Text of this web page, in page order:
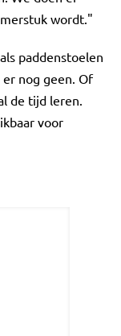
wordt."
paddenstoelen
nog geen. Of
de tijd leren.
voor